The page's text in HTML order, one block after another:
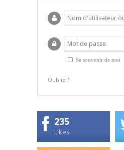
Se souvenir de moi
Oublié ?
235
Likes